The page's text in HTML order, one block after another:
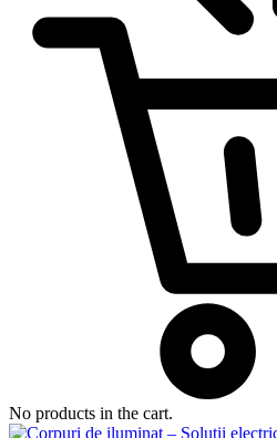
No products in the cart.